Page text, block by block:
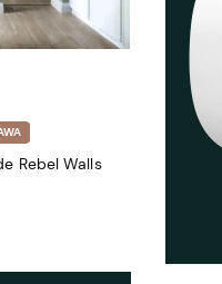
Rebel Walls